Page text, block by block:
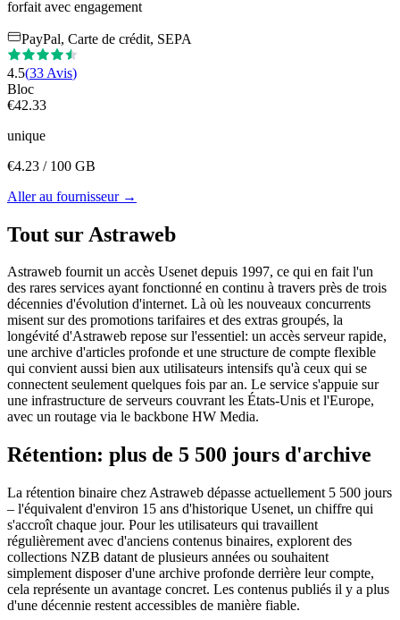
forfait avec engagement
PayPal, Carte de crédit, SEPA
4.5(33 Avis)
Bloc
€42.33
unique
€4.23 / 100 GB
Aller au fournisseur→
Tout sur Astraweb
Astraweb fournit un accès Usenet depuis 1997, ce qui en fait l'un
des rares services ayant fonctionné en continu à travers près de trois
décennies d'évolution d'internet. Là où les nouveaux concurrents
misent sur des promotions tarifaires et des extras groupés, la
longévité d'Astraweb repose sur l'essentiel: un accès serveur rapide,
une archive d'articles profonde et une structure de compte flexible
qui convient aussi bien aux utilisateurs intensifs qu'à ceux qui se
connectent seulement quelques fois par an. Le service s'appuie sur
une infrastructure de serveurs couvrant les États-Unis et l'Europe,
avec un routage via le backbone HW Media.
Rétention: plus de 5 500 jours d'archive
La rétention binaire chez Astraweb dépasse actuellement 5 500 jours
– l'équivalent d'environ 15 ans d'historique Usenet, un chiffre qui
s'accroît chaque jour. Pour les utilisateurs qui travaillent
régulièrement avec d'anciens contenus binaires, explorent des
collections NZB datant de plusieurs années ou souhaitent
simplement disposer d'une archive profonde derrière leur compte,
cela représente un avantage concret. Les contenus publiés il y a plus
d'une décennie restent accessibles de manière fiable.